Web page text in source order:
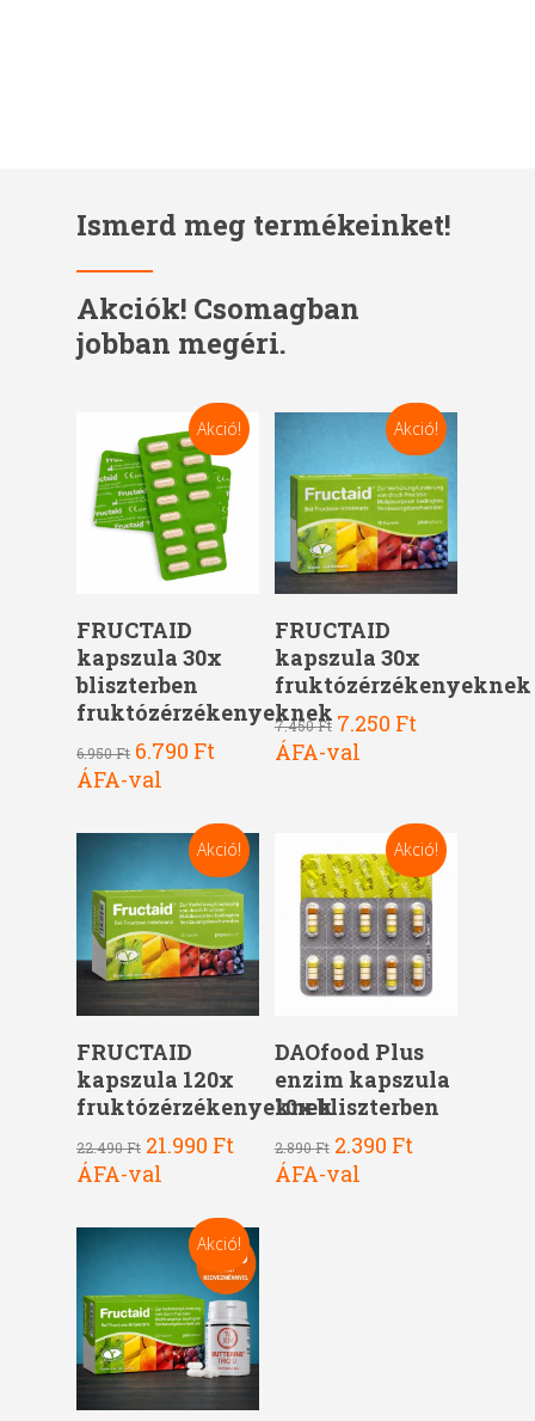
Ismerd meg termékeinket!
Akciók! Csomagban
jobban megéri.
Akció!
Kosárba Teszem
FRUCTAID
kapszula 30x
bliszterben
fruktózérzékenyeknek
6.950Ft Original
price
6.950 Ft.
6.790 FtCurrent
6.790 Ft.
ÁFA-val
Akció!
Kosárba Teszem
FRUCTAID
kapszula 30x
fruktózérzékenyeknek
7.450Ft Original
price
7.250 FtCurrent
ÁFA-val
Akció!
Kosárba Teszem
FRUCTAID
kapszula 120x
fruktózérzékenyeknek
22.490Ft Original
price
22.490 Ft.
21.990 FtCurrent
price
21.990 Ft.
ÁFA-val
Akció!
Kosárba Teszem
DAOfood Plus
enzim kapszula
10x bliszterben
2.890Ft Original
price
2.390 FtCurrent
ÁFA-val
Akció!